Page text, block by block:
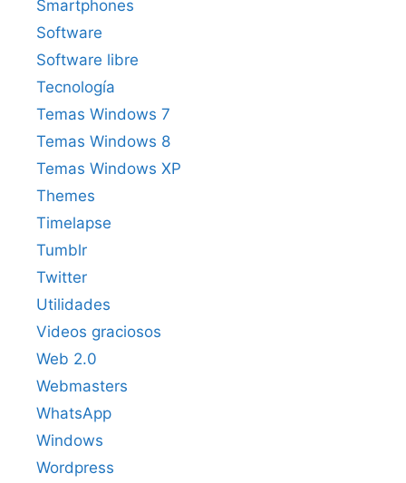
Smartphones
Software
Software libre
Tecnología
Temas Windows 7
Temas Windows 8
Temas Windows XP
Themes
Timelapse
Tumblr
Twitter
Utilidades
Videos graciosos
Web 2.0
Webmasters
WhatsApp
Windows
Wordpress